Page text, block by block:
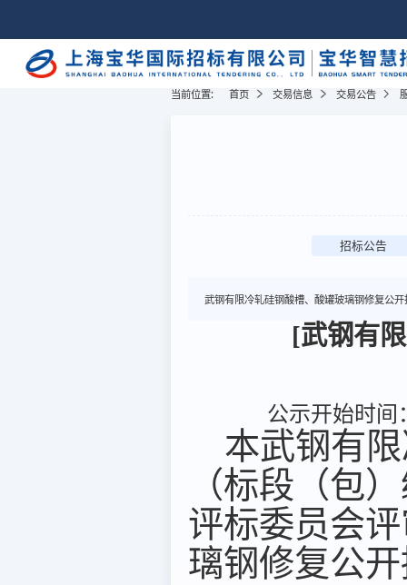
当前位置: 首页 交易信息 交易公告
招标公告
武钢有限冷轧硅钢酸槽、酸罐玻璃钢修复公开
[武钢有
公示开始时间
本武钢有限
（标段（包
评标委员会
璃钢修复公